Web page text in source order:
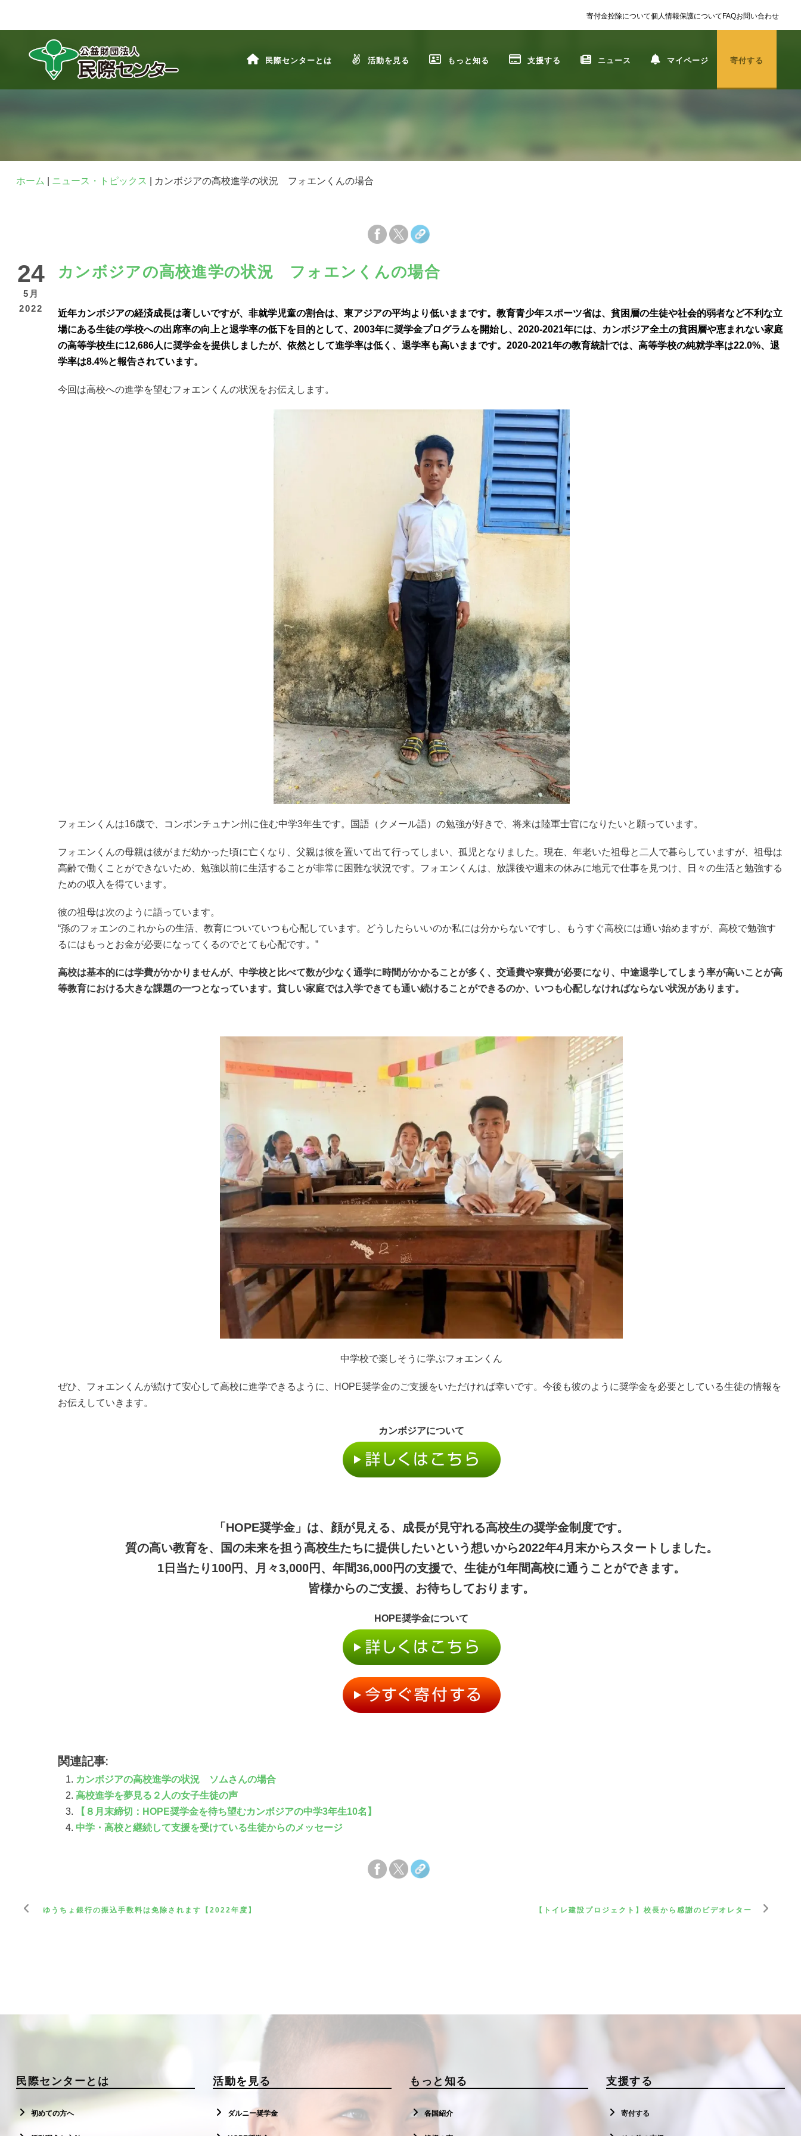
寄付金控除について個人情報保護についてFAQお問い合わせ
民際センターとは 活動を見る もっと知る 支援する ニュース マイページ 寄付する
ホーム ニュース・トピックス カンボジアの高校進学の状況 フォエンくんの場合
24
5月
2022
カンボジアの高校進学の状況 フォエンくんの場合
近年カンボジアの経済成長は著しいですが、非就学児童の割合は、東アジアの平均より低いままです。 教育青少年スポーツ省は、貧困層の生徒や社会的弱者など不利な立
場にある生徒の学校への出席率の向上と退学率の低下を目的として、2003年に奨学金プログラムを開始し、2020-2021年には、カンボジア全土の貧困層や恵まれない家庭
の高等学校生に12,686人に奨学金を提供しましたが、依然として進学率は低く、退学率も高いままです。2020-2021年の教育統計では、高等学校の純就学率は22.0%、退
学率は8.4%と報告されています。
今回は高校への進学を望むフォエンくんの状況をお伝えします。
フォエンくんは16歳で、コンポンチュナン州に住む中学3年生です。国語（クメール語）の勉強が好きで、将来は陸軍士官になりたいと願っています。
フォエンくんの母親は彼がまだ幼かった頃に亡くなり、父親は彼を置いて出て行ってしまい、孤児となりました。現在、年老いた祖母と二人で暮らしていますが、祖母は
高齢で働くことができないため、勉強以前に生活することが非常に困難な状況です。フォエンくんは、放課後や週末の休みに地元で仕事を見つけ、日々の生活と勉強する
ための収入を得ています。
彼の祖母は次のように語っています。
“孫のフォエンのこれからの生活、教育についていつも心配しています。どうしたらいいのか私には分からないですし、もうすぐ高校には通い始めますが、高校で勉強す
るにはもっとお金が必要になってくるのでとても心配です。”
高校は基本的には学費がかかりませんが、中学校と比べて数が少なく通学に時間がかかることが多く、交通費や寮費が必要になり、中途退学してしまう率が高いことが高
等教育における大きな課題の一つとなっています。貧しい家庭では入学できても通い続けることができるのか、いつも心配しなければならない状況があります。
中学校で楽しそうに学ぶフォエンくん
ぜひ、フォエンくんが続けて安心して高校に進学できるように、HOPE奨学金のご支援をいただければ幸いです。今後も彼のように奨学金を必要としている生徒の情報を
お伝えしていきます。
カンボジアについて
「HOPE奨学金」は、顔が見える、成長が見守れる高校生の奨学金制度です。
質の高い教育を、国の未来を担う高校生たちに提供したいという想いから2022年4月末からスタートしました。
1日当たり100円、月々3,000円、年間36,000円の支援で、生徒が1年間高校に通うことができます。
皆様からのご支援、お待ちしております。
HOPE奨学金について
関連記事:
カンボジアの高校進学の状況 ソムさんの場合
高校進学を夢見る２人の女子生徒の声
【８月末締切：HOPE奨学金を待ち望むカンボジアの中学3年生10名】
中学・高校と継続して支援を受けている生徒からのメッセージ
ゆうちょ銀行の振込手数料は免除されます【2022年度】 【トイレ建設プロジェクト】校長から感謝のビデオレター
民際センターとは
初めての方へ
活動を見る
ダルニー奨学金
もっと知る
各国紹介
支援する
寄付する